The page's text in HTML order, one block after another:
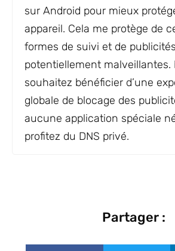
sur Android pour mieux
appareil. Cela me protège de
formes de suivi et de publicités
potentiellement malveillantes.
souhaitez bénéficier d’une
globale de blocage des
aucune application spéciale
profitez du DNS privé.
Partager :